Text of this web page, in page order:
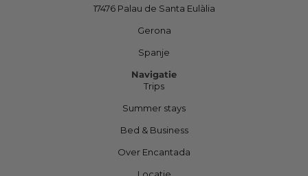
17476 Palau de Santa Eulàlia
Gerona
Spanje
Navigatie
Trips
Summer stays
Bed & Business
Over Encantada